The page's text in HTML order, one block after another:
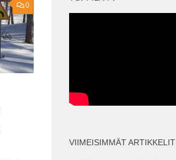
0
VIIMEISIMMÄT ARTIKKELIT